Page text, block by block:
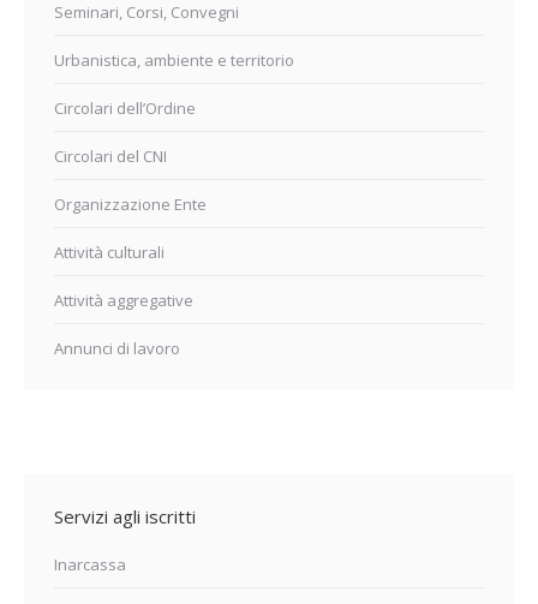
Seminari, Corsi, Convegni
Urbanistica, ambiente e territorio
Circolari dell’Ordine
Circolari del CNI
Organizzazione Ente
Attività culturali
Attività aggregative
Annunci di lavoro
Servizi agli iscritti
Inarcassa